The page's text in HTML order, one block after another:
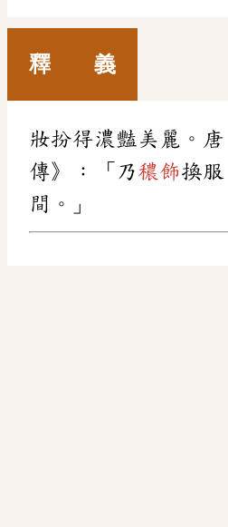
釋 義
妝扮得濃豔美麗。
傳》：「乃穠飾換
間。」